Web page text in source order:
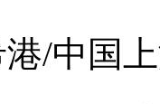
/中国